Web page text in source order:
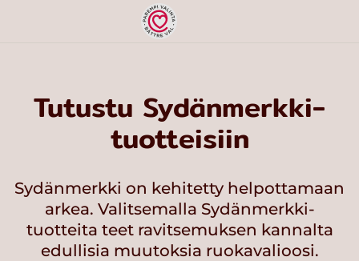
Tutustu Sydänmerkki-
tuotteisiin
Sydänmerkki on kehitetty helpottamaan
arkea. Valitsemalla Sydänmerkki-
tuotteita teet ravitsemuksen kannalta
edullisia muutoksia ruokavalioosi.